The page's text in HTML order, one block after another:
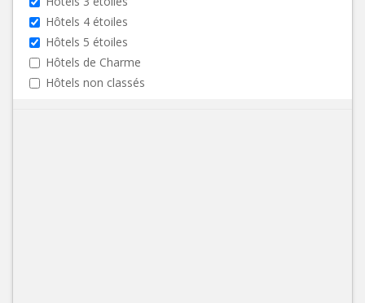
Hôtels 4 étoiles
Hôtels 5 étoiles
Hôtels de Charme
Hôtels non classés